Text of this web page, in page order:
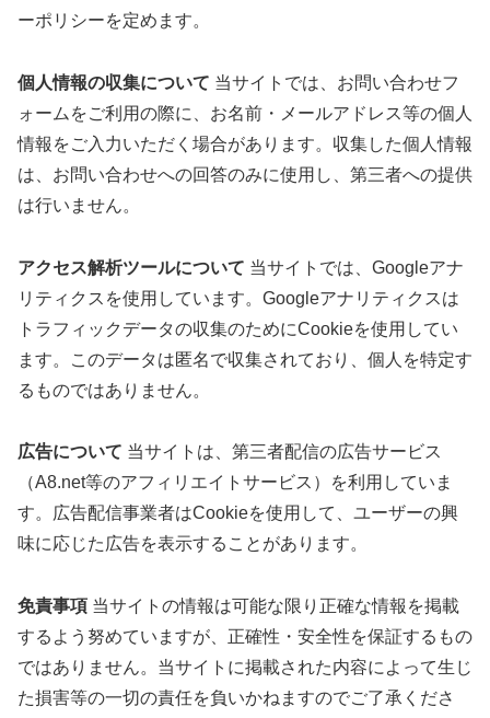
ーポリシーを定めます。
個人情報の収集について 当サイトでは、お問い合わせフ
ォームをご利用の際に、お名前・メールアドレス等の個人
情報をご入力いただく場合があります。収集した個人情報
は、お問い合わせへの回答のみに使用し、第三者への提供
は行いません。
アクセス解析ツールについて 当サイトでは、Googleアナ
リティクスを使用しています。Googleアナリティクスは
トラフィックデータの収集のためにCookieを使用してい
ます。このデータは匿名で収集されており、個人を特定す
るものではありません。
広告について 当サイトは、第三者配信の広告サービス
（A8.net等のアフィリエイトサービス）を利用していま
す。広告配信事業者はCookieを使用して、ユーザーの興
味に応じた広告を表示することがあります。
免責事項 当サイトの情報は可能な限り正確な情報を掲載
するよう努めていますが、正確性・安全性を保証するもの
ではありません。当サイトに掲載された内容によって生じ
た損害等の一切の責任を負いかねますのでご了承くださ